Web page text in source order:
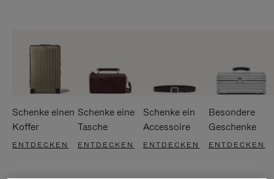
Schenke einen
Koffer
ENTDECKEN
Schenke eine
Tasche
ENTDECKEN
Schenke ein
Accessoire
ENTDECKEN
Besondere
Geschenke
ENTDECKEN